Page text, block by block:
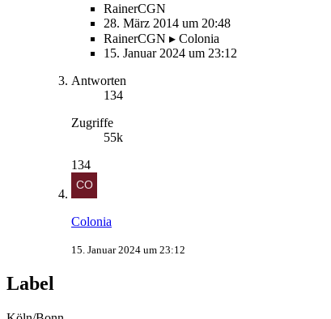
RainerCGN
28. März 2014 um 20:48
RainerCGN ▸ Colonia
15. Januar 2024 um 23:12
Antworten
134
Zugriffe
55k
134
Colonia
15. Januar 2024 um 23:12
Label